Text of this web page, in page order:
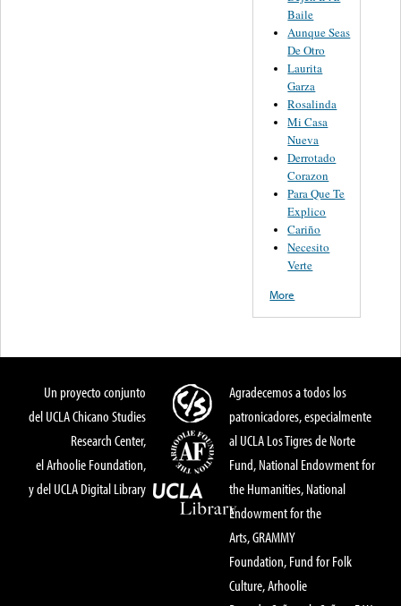
Baile
Aunque Seas
De Otro
Laurita
Garza
Rosalinda
Mi Casa
Nueva
Derrotado
Corazon
Para Que Te
Explico
Cariño
Necesito
Verte
More
Un proyecto conjunto
del UCLA Chicano Studies
Research Center,
el Arhoolie Foundation,
y del UCLA Digital Library
Agradecemos a todos los
patronicadores, especialmente
al UCLA Los Tigres de Norte
Fund, National Endowment for
the Humanities, National
Endowment for the
Arts, GRAMMY
Foundation, Fund for Folk
Culture, Arhoolie